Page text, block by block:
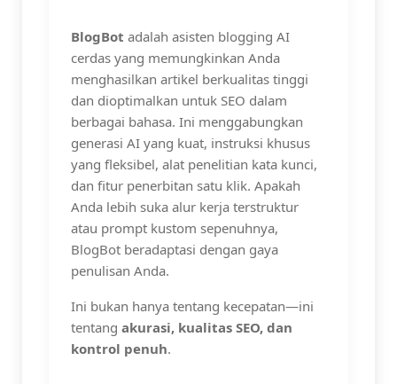
BlogBot adalah asisten blogging AI
cerdas yang memungkinkan Anda
menghasilkan artikel berkualitas tinggi
dan dioptimalkan untuk SEO dalam
berbagai bahasa. Ini menggabungkan
generasi AI yang kuat, instruksi khusus
yang fleksibel, alat penelitian kata kunci,
dan fitur penerbitan satu klik. Apakah
Anda lebih suka alur kerja terstruktur
atau prompt kustom sepenuhnya,
BlogBot beradaptasi dengan gaya
penulisan Anda.
Ini bukan hanya tentang kecepatan—ini
tentang akurasi, kualitas SEO, dan
kontrol penuh.